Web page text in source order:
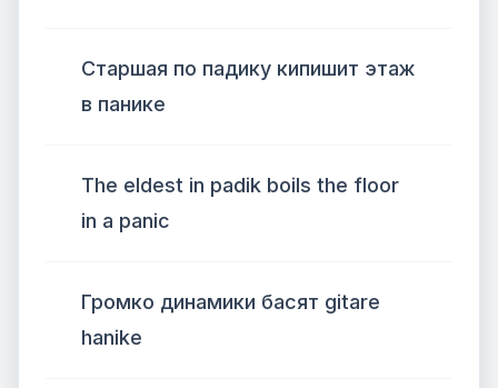
Старшая по падику кипишит этаж
в панике
The eldest in padik boils the floor
in a panic
Громко динамики басят gitare
hanike